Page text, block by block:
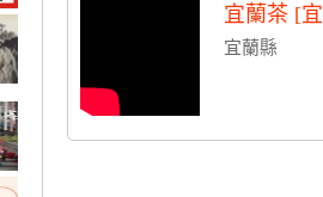
宜蘭茶 [
宜蘭縣